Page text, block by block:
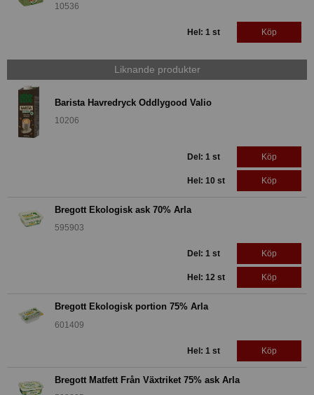
10536
Hel: 1 st Köp
Liknande produkter
Barista Havredryck Oddlygood Valio
10206
Del: 1 st Köp
Hel: 10 st Köp
Bregott Ekologisk ask 70% Arla
595903
Del: 1 st Köp
Hel: 12 st Köp
Bregott Ekologisk portion 75% Arla
601409
Hel: 1 st Köp
Bregott Matfett Från Växtriket 75% ask Arla